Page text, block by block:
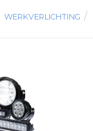
WERKVERLICHTING